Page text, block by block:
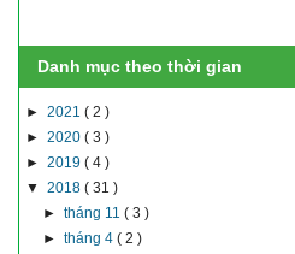
Danh mục theo thời gian
► 2021 ( 2 )
► 2020 ( 3 )
► 2019 ( 4 )
▼ 2018 ( 31 )
►tháng 11( 3 )
►tháng 4( 2 )